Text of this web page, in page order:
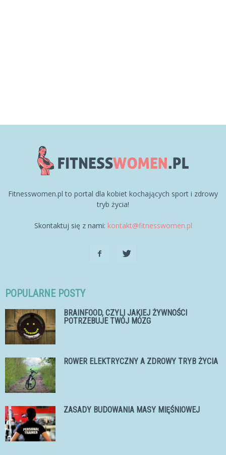
Fitnesswomen.pl to portal dla kobiet kochających sport i zdrowy
tryb życia!
Skontaktuj się z nami: kontakt@fitnesswomen.pl
POPULARNE POSTY
BRAINFOOD, CZYLI JAKIEJ ŻYWNOŚCI
POTRZEBUJE TWÓJ MÓZG
ROWER ELEKTRYCZNY A ZDROWY TRYB ŻYCIA
ZASADY BUDOWANIA MASY MIĘŚNIOWEJ